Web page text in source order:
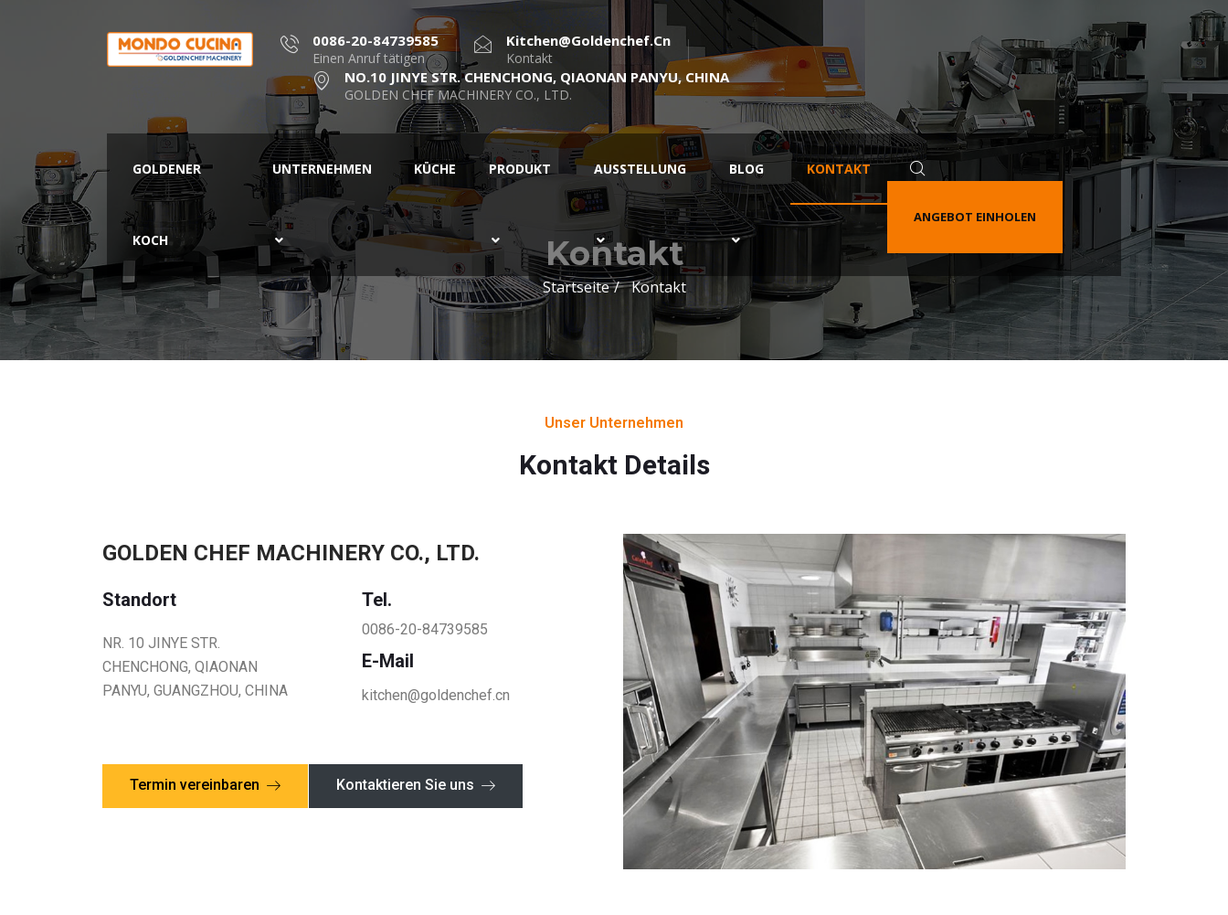
0086-20-84739585
Einen Anruf tätigen
Kitchen@goldenchef.cn
Kontakt
NO.10 JINYE STR. CHENCHONG, QIAONAN PANYU, CHINA
GOLDEN CHEF MACHINERY CO., LTD.
GOLDENER
KOCH
UNTERNEHMEN KÜCHE PRODUKT AUSSTELLUNG BLOG KONTAKT
ANGEBOT EINHOLEN
Kontakt
Startseite Kontakt
Unser Unternehmen
Kontakt Details
GOLDEN CHEF MACHINERY CO., LTD.
Standort
NR. 10 JINYE STR.
CHENCHONG, QIAONAN
PANYU, GUANGZHOU, CHINA
Tel.
0086-20-84739585
E-Mail
kitchen@goldenchef.cn
Termin vereinbaren Kontaktieren Sie uns